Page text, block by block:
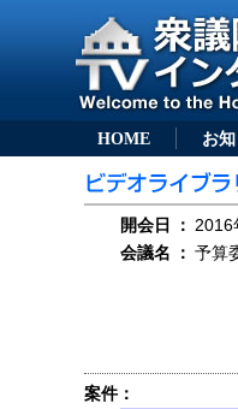
HOME お
開会日 ： 2016
会議名
： 予算
案件：